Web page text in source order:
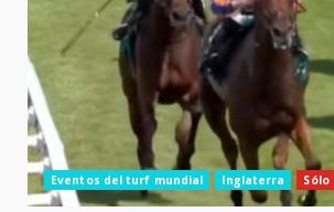
Eventos del turf mundial Inglaterra Sólo